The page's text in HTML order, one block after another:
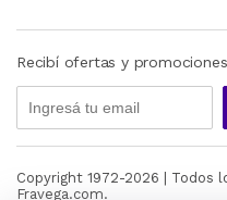
Recibí ofertas y promociones
Copyright 1972-2026 | Todos
Fravega.com.